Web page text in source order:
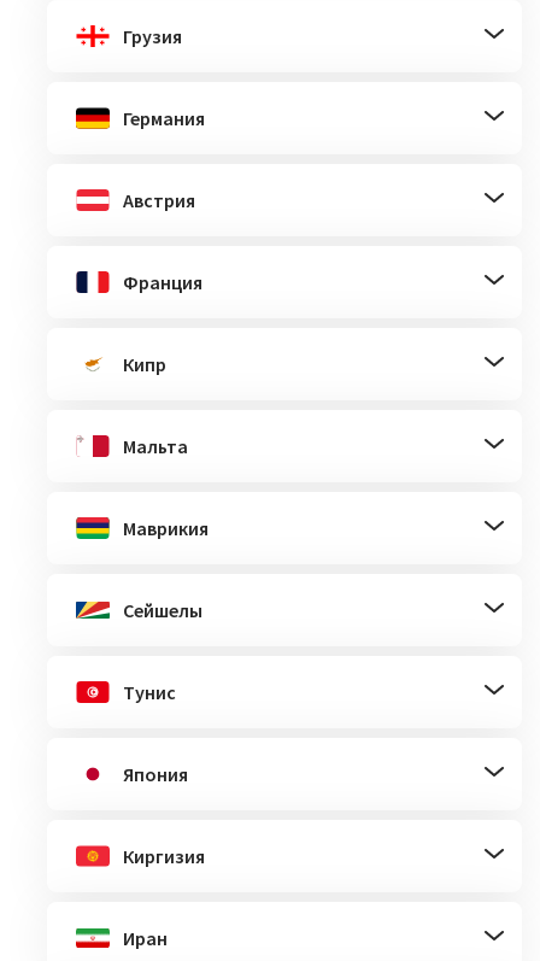
Грузия
Германия
Австрия
Франция
Кипр
Мальта
Маврикия
Сейшелы
Тунис
Япония
Киргизия
Иран